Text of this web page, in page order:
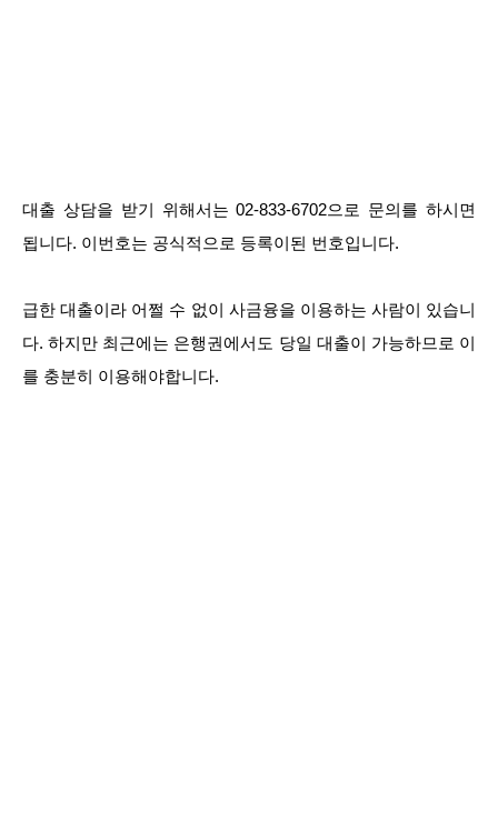
대출 상담을 받기 위해서는 02-833-6702으로 문의를 하시면
됩니다. 이번호는 공식적으로 등록이된 번호입니다.
급한 대출이라 어쩔 수 없이 사금융을 이용하는 사람이 있습니
다. 하지만 최근에는 은행권에서도 당일 대출이 가능하므로 이
를 충분히 이용해야합니다.